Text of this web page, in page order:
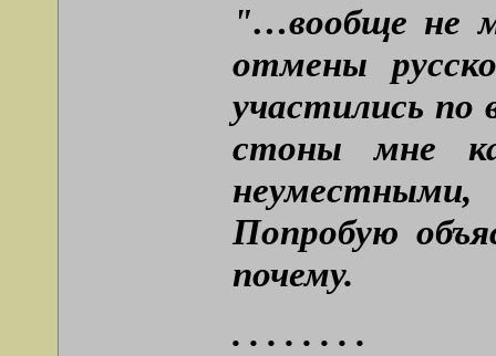
"…вообще не
отмены
участились по
стоны мне
Попробую
почему.
. . . . . . . .